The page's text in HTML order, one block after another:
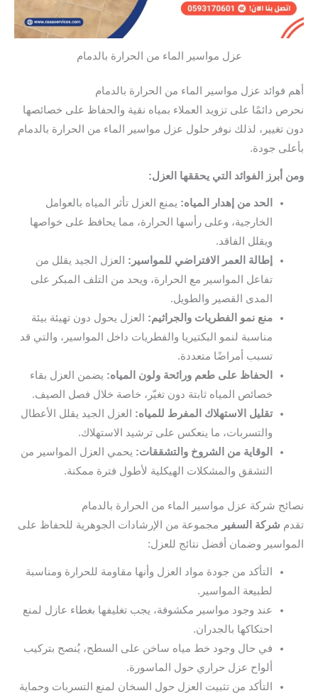
عزل مواسير الماء من الحرارة بالدمام
أهم فوائد عزل مواسير الماء من الحرارة بالدمام
نحرص دائمًا على تزويد العملاء بمياه نقية والحفاظ على خصائصها
دون تغيير، لذلك نوفر حلول عزل مواسير الماء من الحرارة بالدمام
بأعلى جودة.
ومن أبرز الفوائد التي يحققها العزل:
الحد من إهدار المياه: يمنع العزل تأثر المياه بالعوامل
الخارجية، وعلى رأسها الحرارة، مما يحافظ على خواصها
ويقلل الفاقد.
إطالة العمر الافتراضي للمواسير:
العزل الجيد يقلل من
تفاعل المواسير مع الحرارة، ويحد من التلف المبكر على
المدى القصير والطويل.
منع نمو الفطريات والجراثيم:
العزل يحول دون تهيئة بيئة
مناسبة لنمو البكتيريا والفطريات داخل المواسير، والتي قد
تسبب أمراضًا متعددة.
الحفاظ على طعم ورائحة ولون المياه: يضمن العزل بقاء
خصائص المياه ثابتة دون تغيّر، خاصة خلال فصل الصيف.
تقليل الاستهلاك المفرط للمياه:
العزل الجيد يقلل الأعطال
والتسربات، ما ينعكس على ترشيد الاستهلاك.
الوقاية من الشروخ والتشققات: يحمي العزل المواسير من
التشقق والمشكلات الهيكلية لأطول فترة ممكنة.
نصائح شركة عزل مواسير الماء من الحرارة بالدمام
تقدم شركة السفير مجموعة من الإرشادات الجوهرية للحفاظ على
المواسير وضمان أفضل نتائج للعزل:
التأكد من جودة مواد العزل وأنها مقاومة للحرارة ومناسبة
لطبيعة المواسير.
عند وجود مواسير مكشوفة، يجب تغليفها بغطاء عازل لمنع
احتكاكها بالجدران.
في حال وجود خط مياه ساخن على السطح، يُنصح بتركيب
ألواح عزل حراري حول الماسورة.
التأكد من تثبيت العزل حول السخان لمنع التسربات وحماية